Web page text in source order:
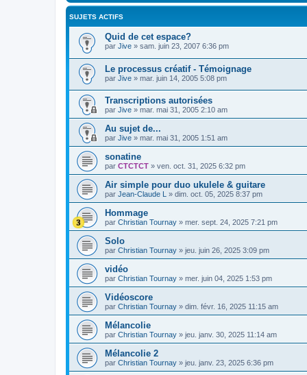
SUJETS ACTIFS
Quid de cet espace?
par Jive » sam. juin 23, 2007 6:36 pm
Le processus créatif - Témoignage
par Jive » mar. juin 14, 2005 5:08 pm
Transcriptions autorisées
par Jive » mar. mai 31, 2005 2:10 am
Au sujet de...
par Jive » mar. mai 31, 2005 1:51 am
sonatine
par CTCTCT » ven. oct. 31, 2025 6:32 pm
Air simple pour duo ukulele & guitare
par Jean-Claude L » dim. oct. 05, 2025 8:37 pm
Hommage
par Christian Tournay » mer. sept. 24, 2025 7:21 pm
Solo
par Christian Tournay » jeu. juin 26, 2025 3:09 pm
vidéo
par Christian Tournay » mer. juin 04, 2025 1:53 pm
Vidéoscore
par Christian Tournay » dim. févr. 16, 2025 11:15 am
Mélancolie
par Christian Tournay » jeu. janv. 30, 2025 11:14 am
Mélancolie 2
par Christian Tournay » jeu. janv. 23, 2025 6:36 pm